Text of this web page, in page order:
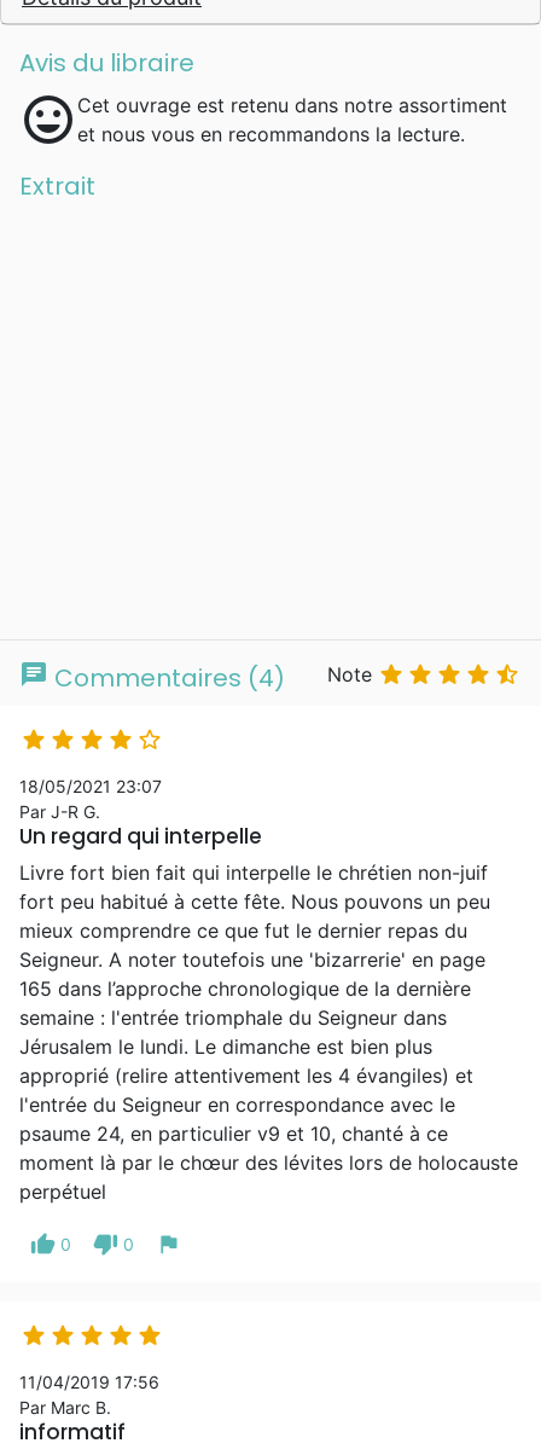
Avis du libraire
mood Cet ouvrage est retenu dans notre assortiment
et nous vous en recommandons la lecture.
Extrait
chat Commentaires (4) Note     
    
18/05/2021 23:07
Par J-R G.
Un regard qui interpelle
Livre fort bien fait qui interpelle le chrétien non-juif
fort peu habitué à cette fête. Nous pouvons un peu
mieux comprendre ce que fut le dernier repas du
Seigneur. A noter toutefois une 'bizarrerie' en page
165 dans l’approche chronologique de la dernière
semaine : l'entrée triomphale du Seigneur dans
Jérusalem le lundi. Le dimanche est bien plus
approprié (relire attentivement les 4 évangiles) et
l'entrée du Seigneur en correspondance avec le
psaume 24, en particulier v9 et 10, chanté à ce
moment là par le chœur des lévites lors de holocauste
perpétuel
thumb_up 0 thumb_down 0 flag
    
11/04/2019 17:56
Par Marc B.
informatif